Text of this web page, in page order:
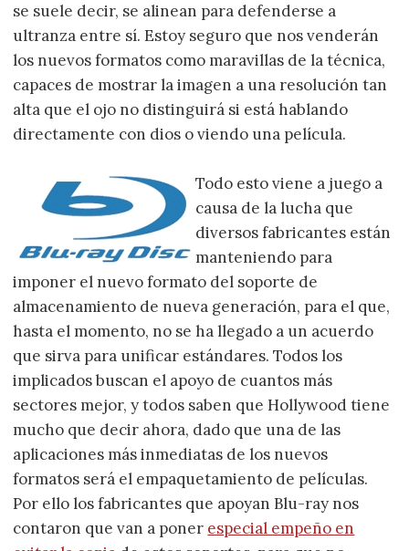
se suele decir, se alinean para defenderse a
ultranza entre sí. Estoy seguro que nos venderán
los nuevos formatos como maravillas de la técnica,
capaces de mostrar la imagen a una resolución tan
alta que el ojo no distinguirá si está hablando
directamente con dios o viendo una película.
Todo esto viene a juego a
causa de la lucha que
diversos fabricantes están
manteniendo para
imponer el nuevo formato del soporte de
almacenamiento de nueva generación, para el que,
hasta el momento, no se ha llegado a un acuerdo
que sirva para unificar estándares. Todos los
implicados buscan el apoyo de cuantos más
sectores mejor, y todos saben que Hollywood tiene
mucho que decir ahora, dado que una de las
aplicaciones más inmediatas de los nuevos
formatos será el empaquetamiento de películas.
Por ello los fabricantes que apoyan Blu-ray nos
contaron que van a poner especial empeño en